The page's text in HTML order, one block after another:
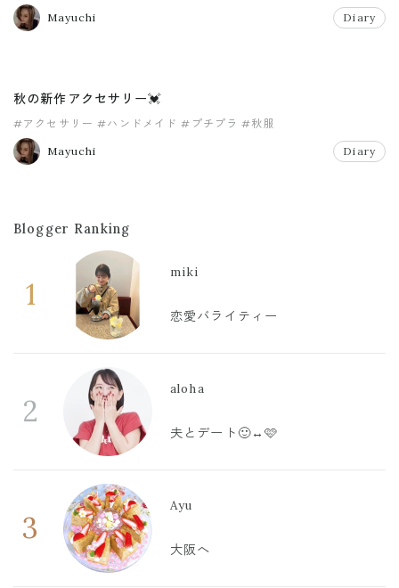
Mayuchi Diary
秋の新作アクセサリー💓
#アクセサリー #ハンドメイド #プチプラ #秋服
Mayuchi Diary
Blogger Ranking
1
miki
恋愛バライティー
2
aloha
夫とデート🙂‍↔️🩷
3
Ayu
大阪へ